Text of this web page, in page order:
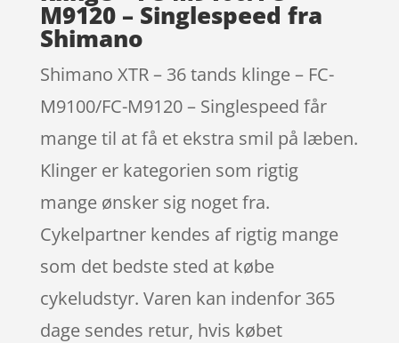
M9120 – Singlespeed fra
Shimano
Shimano XTR – 36 tands klinge – FC-
M9100/FC-M9120 – Singlespeed får
mange til at få et ekstra smil på læben.
Klinger er kategorien som rigtig
mange ønsker sig noget fra.
Cykelpartner kendes af rigtig mange
som det bedste sted at købe
cykeludstyr. Varen kan indenfor 365
dage sendes retur, hvis købet